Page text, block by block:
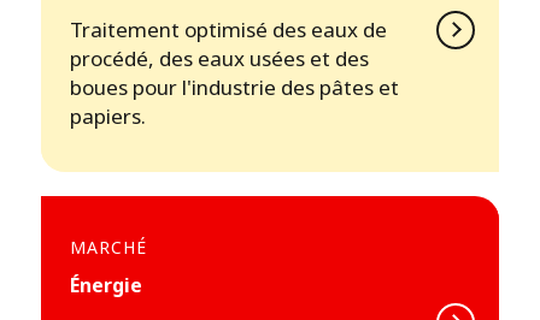
Traitement optimisé des eaux de
procédé, des eaux usées et des
boues pour l'industrie des pâtes et
papiers.
MARCHÉ
Énergie